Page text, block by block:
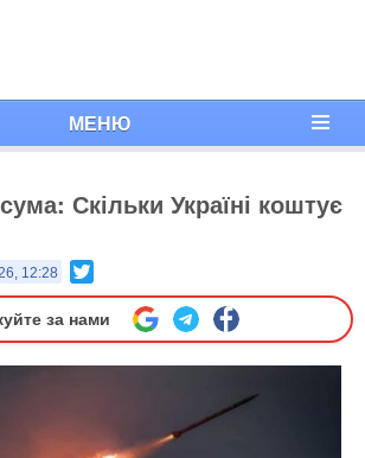
МЕНЮ
Скільки Україні коштує
12:28
за нами